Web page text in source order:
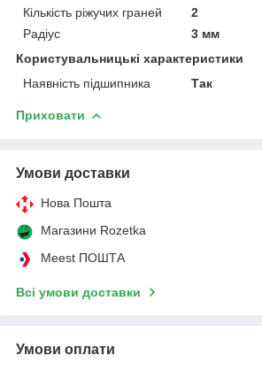
Кількість ріжучих граней
2
Радіус
3 мм
Користувальницькі характеристики
Наявність підшипника
Так
Приховати
Умови доставки
Нова Пошта
Магазини Rozetka
Meest ПОШТА
Всі умови доставки
Умови оплати